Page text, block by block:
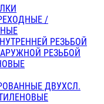
/
РЕЗЬБОЙ
РЕЗЬБОЙ
ДВУХСЛ.